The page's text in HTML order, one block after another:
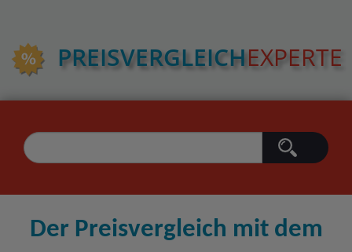
PREIS­VERGLEICHEXPERTE
Der Preisvergleich mit dem